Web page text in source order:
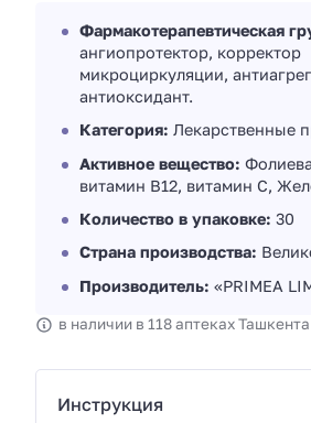
Фармакотерапевтическая
ангиопротектор, корректор
микроциркуляции,
антиоксидант.
Категория: Лекарственные
Активное вещество:
витамин B12, витамин C,
Количество в упаковке: 30
Страна производства:
Производитель: «PRIMEA
в наличии в 118 аптеках Ташкента
Инструкция